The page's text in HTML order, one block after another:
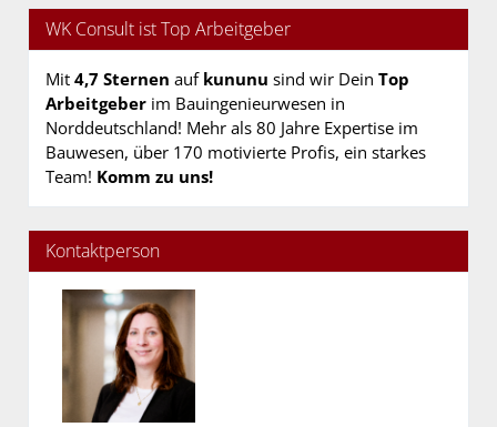
WK Consult ist Top Arbeitgeber
Mit4,7 Sternen aufkununu sind wir Dein Top
Arbeitgeber im Bauingenieurwesen in
Norddeutschland! Mehr als 80 Jahre Expertise im
Bauwesen, über 170 motivierte Profis, ein starkes
Team! Komm zu uns!
Kontaktperson